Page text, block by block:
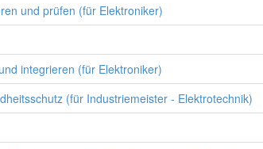
und prüfen (für Elektroniker)
integrieren (für Elektroniker)
(für Industriemeister - Elektrotechnik)